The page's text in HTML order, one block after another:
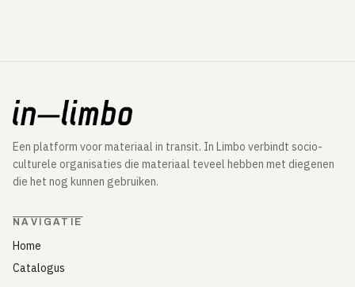
Een platform voor materiaal in transit. In Limbo verbindt socio-
culturele organisaties die materiaal teveel hebben met diegenen
die het nog kunnen gebruiken.
NAVIGATIE
Home
Catalogus